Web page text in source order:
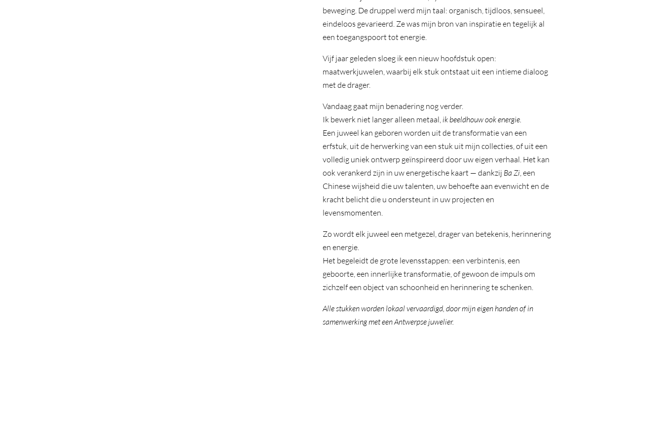
beweging. De druppel werd mijn taal: organisch, tijdloos, sensueel,
eindeloos gevarieerd. Ze was mijn bron van inspiratie en tegelijk al
een toegangspoort tot energie.
Vijf jaar geleden sloeg ik een nieuw hoofdstuk open:
maatwerkjuwelen, waarbij elk stuk ontstaat uit een intieme dialoog
met de drager.
Vandaag gaat mijn benadering nog verder.
Ik bewerk niet langer alleen metaal, ik beeldhouw ook energie.
Een juweel kan geboren worden uit de transformatie van een
erfstuk, uit de herwerking van een stuk uit mijn collecties, of uit een
volledig uniek ontwerp geïnspireerd door uw eigen verhaal. Het kan
ook verankerd zijn in uw energetische kaart — dankzij Ba Zi , een
Chinese wijsheid die uw talenten, uw behoefte aan evenwicht en de
kracht belicht die u ondersteunt in uw projecten en
levensmomenten.
Zo wordt elk juweel een metgezel, drager van betekenis, herinnering
en energie.
Het begeleidt de grote levensstappen: een verbintenis, een
geboorte, een innerlijke transformatie, of gewoon de impuls om
zichzelf een object van schoonheid en herinnering te schenken.
Alle stukken worden lokaal vervaardigd, door mijn eigen handen of in
samenwerking met een Antwerpse juwelier.